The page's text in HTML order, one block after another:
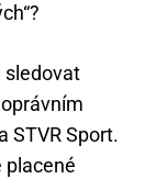
sledovat
STVR Sport.
placené